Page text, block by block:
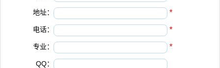
地址： *
电话： *
专业： *
QQ：